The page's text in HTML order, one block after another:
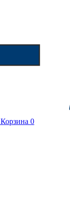
Корзина 0